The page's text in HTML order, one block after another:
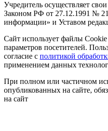
Учредитель осуществляет
Законом РФ от 27.12.1991 №
информации» и Уставом
Сайт использует файлы
параметров посетителей.
согласие с политикой
применением данных
При полном или частичном
опубликованных на сайте,
на сайт